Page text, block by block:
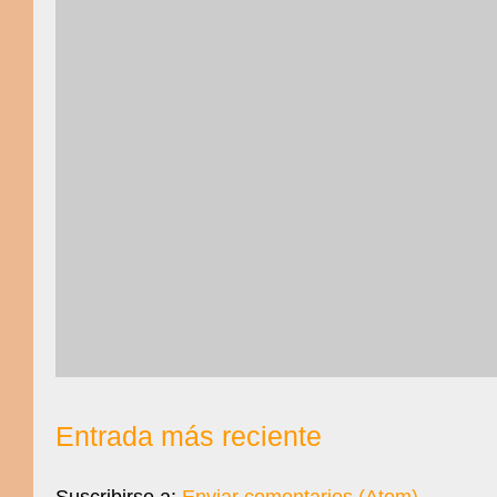
Entrada más reciente